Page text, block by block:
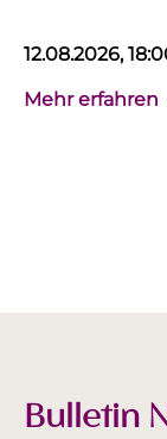
12.08.2026,
Mehr erfahren
Bulletin